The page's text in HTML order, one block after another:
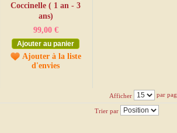
Coccinelle ( 1 an - 3
ans)
99,00 €
Ajouter au panier
Ajouter à la liste
d'envies
Afficher
par
Trier par